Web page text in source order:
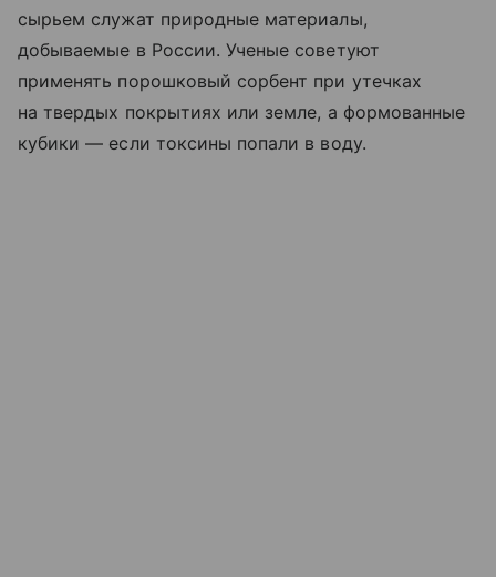
сырьем служат природные материалы,
добываемые в России. Ученые советуют
применять порошковый сорбент при утечках
на твердых покрытиях или земле, а формованные
кубики — если токсины попали в воду.